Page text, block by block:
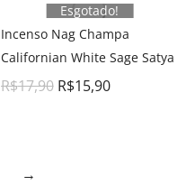
Esgotado!
Incenso Nag Champa
Californian White Sage Satya
R$17,90 R$15,90
→